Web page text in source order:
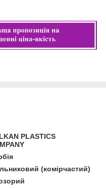
PLASTICS
(комірчастий)